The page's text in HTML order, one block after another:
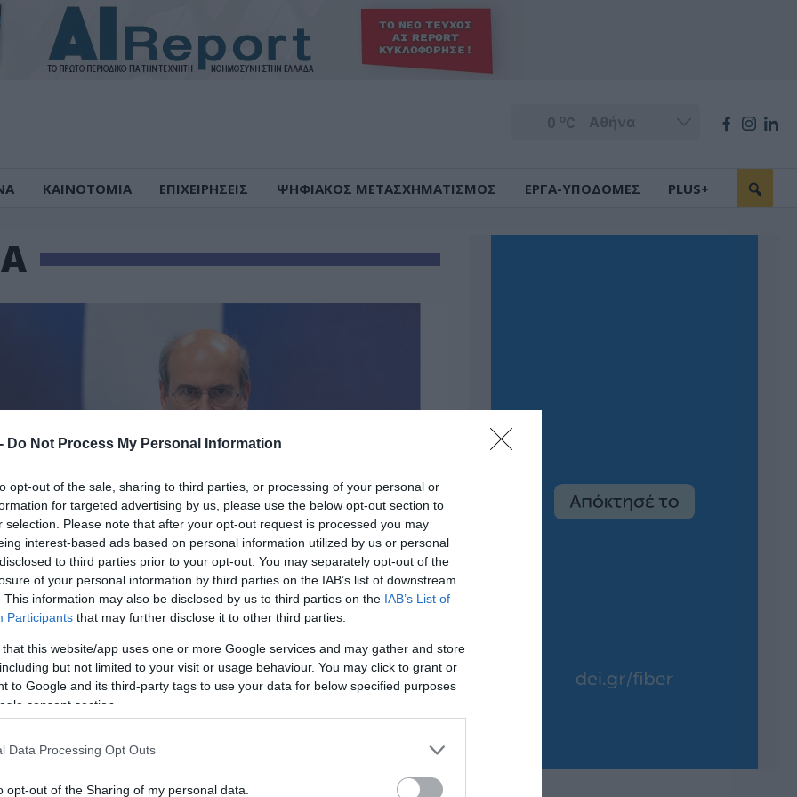
Do Not Process My Personal Information
opt-out of the sale, sharing to third parties, or processing of your personal or
for targeted advertising by us, please use the below opt-out section to
selection. Please note that after your opt-out request is processed you may
interest-based ads based on personal information utilized by us or personal
to third parties prior to your opt-out. You may separately opt-out of the
of your personal information by third parties on the IAB’s list of downstream
This information may also be disclosed by us to third parties on the IAB’s List of
Participants that may further disclose it to other third parties.
that this website/app uses one or more Google services and may gather and store
but not limited to your visit or usage behaviour. You may click to grant or
to Google and its third-party tags to use your data for below specified purposes
consent section.
Data Processing Opt Outs
opt-out of the Sharing of my personal data.
0 oC
ΚΑΙΝΟΤΟΜΙΑ ΕΠΙΧΕΙΡΗΣΕΙΣ ΨΗΦΙΑΚΟΣ ΜΕΤΑΣΧΗΜΑΤΙΣΜΟΣ ΕΡΓΑ-ΥΠΟΔΟΜΕΣ PLUS+